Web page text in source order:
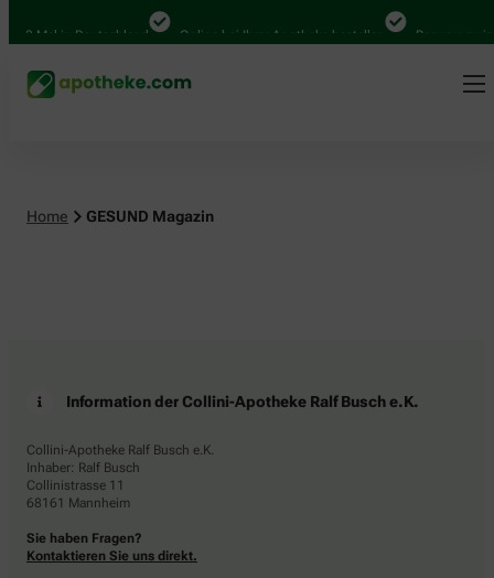
Mal in Deutschland Online bei Ihrer Apotheke bestellen Bequem
Home GESUND Magazin
Information der Collini-Apotheke Ralf Busch e.K.
Collini-Apotheke Ralf Busch e.K.
Inhaber: Ralf Busch
Collinistrasse 11
68161 Mannheim
Sie haben Fragen?
Kontaktieren Sie uns direkt.